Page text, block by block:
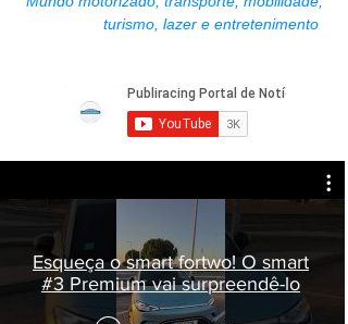
turismo, lazer e entretenimento
Esqueça o smart fortwo! O smart
#3 Premium vai surpreendê-lo